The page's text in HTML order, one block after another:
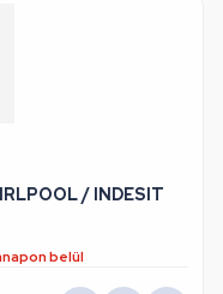
/ INDESIT
belül